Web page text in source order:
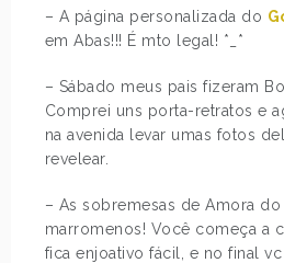
– A página personalizada do
em Abas!!! É mto legal! *_*
– Sábado meus pais fizeram
Comprei uns porta-retratos e
na avenida levar umas fotos
revelear.
– As sobremesas de Amora do
marromenos! Você começa a
fica enjoativo fácil, e no final